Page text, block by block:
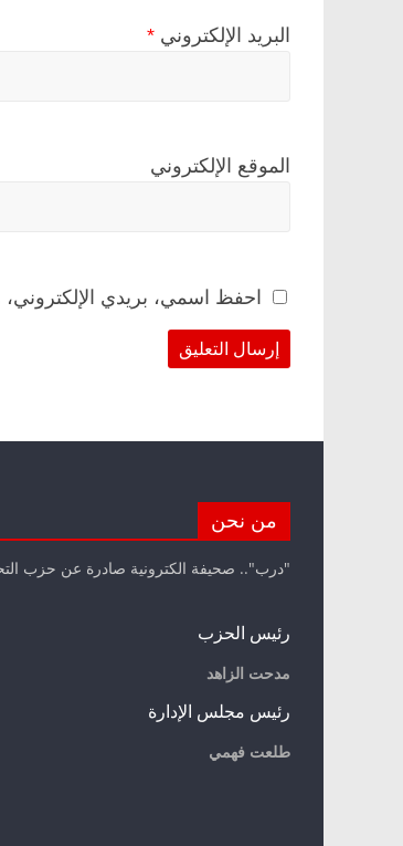
البريد الإلكتروني *
الموقع الإلكتروني
احفظ اسمي، بريدي الإلكتروني،
من نحن
"درب".. صحيفة الكترونية صادرة عن حزب
رئيس الحزب
مدحت الزاهد
رئيس مجلس الإدارة
طلعت فهمي